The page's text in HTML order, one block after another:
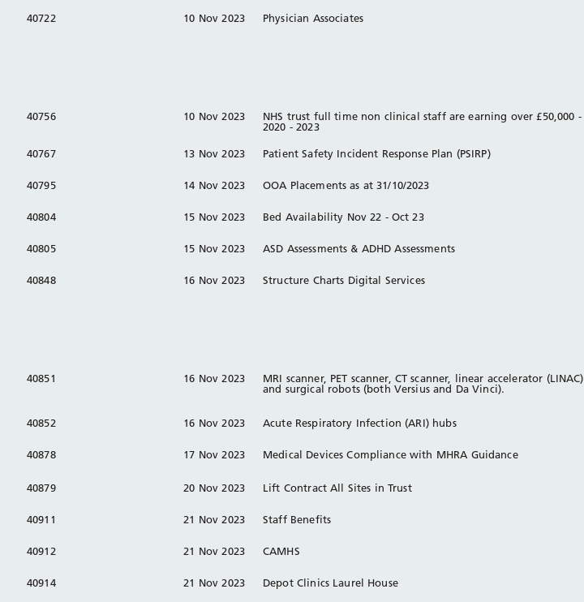
40722 10 Nov 2023 Physician Associates
40756 10 Nov 2023
NHS trust full time non clinical staff are earning over £50,000 -
2020 - 2023
40767 13 Nov 2023 Patient Safety Incident Response Plan (PSIRP)
40795 14 Nov 2023 OOA Placements as at 31/10/2023
40804 15 Nov 2023 Bed Availability Nov 22 - Oct 23
40805 15 Nov 2023 ASD Assessments & ADHD Assessments
40848 16 Nov 2023 Structure Charts Digital Services
40851 16 Nov 2023
MRI scanner, PET scanner, CT scanner, linear accelerator (LINAC)
and surgical robots (both Versius and Da Vinci).
40852 16 Nov 2023 Acute Respiratory Infection (ARI) hubs
40878 17 Nov 2023 Medical Devices Compliance with MHRA Guidance
40879 20 Nov 2023 Lift Contract All Sites in Trust
40911 21 Nov 2023 Staff Benefits
40912 21 Nov 2023 CAMHS
40914 21 Nov 2023 Depot Clinics Laurel House